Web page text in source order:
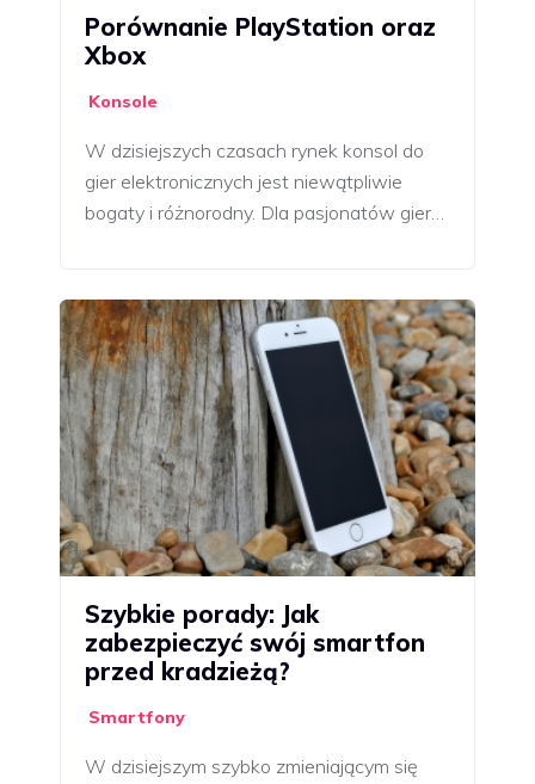
Porównanie PlayStation oraz
Xbox
Konsole
W dzisiejszych czasach rynek konsol do
gier elektronicznych jest niewątpliwie
bogaty i różnorodny. Dla pasjonatów gier…
Szybkie porady: Jak
zabezpieczyć swój smartfon
przed kradzieżą?
Smartfony
W dzisiejszym szybko zmieniającym się